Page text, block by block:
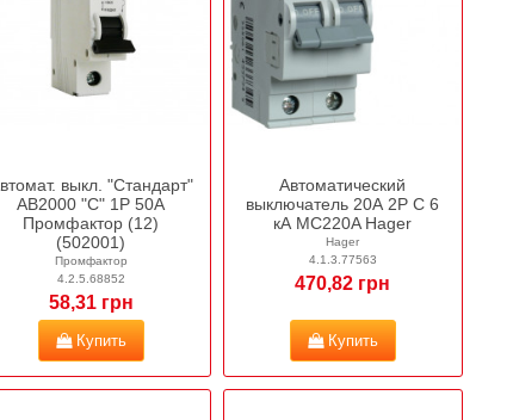
выкл. "Стандарт"
АВ2000 "С" 1Р 50А
Промфактор (12)
(502001)
Промфактор
4.2.5.68852
58,31 грн
Купить
Автоматический
выключатель 20А 2P С 6
кА MC220A Hager
Hager
4.1.3.77563
470,82 грн
Купить